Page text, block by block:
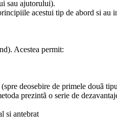
sau ajutorului).
acestui tip de abord si au
Acestea permit:
deosebire de primele douã
prezintã o serie de
si antebrat